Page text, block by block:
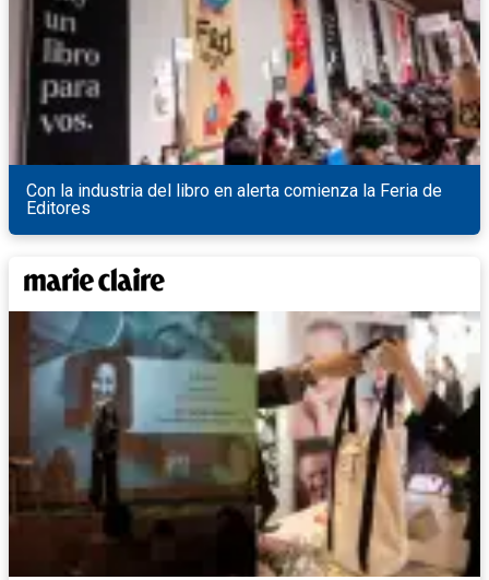
Con la industria del libro en alerta comienza la Feria de
Editores